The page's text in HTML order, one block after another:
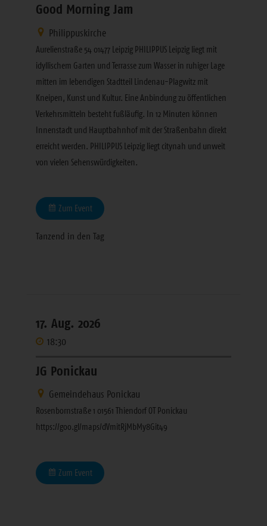
Good Morning Jam
Philippuskirche
Aurelienstraße 54 01477 Leipzig PHILIPPUS Leipzig liegt mit
idyllischem Garten und Terrasse zum Wasser in ruhiger Lage
mitten im lebendigen Stadtteil Lindenau-Plagwitz mit
Kneipen, Kunst und Kultur. Eine Anbindung zu öffentlichen
Verkehrsmitteln besteht fußläufig. In 12 Minuten können
Innenstadt und Hauptbahnhof mit der Straßenbahn direkt
erreicht werden. PHILIPPUS Leipzig liegt citynah und unweit
von vielen Sehenswürdigkeiten.
Zum Event
Tanzend in den Tag
17. Aug. 2026
18:30
JG Ponickau
Gemeindehaus Ponickau
Rosenbornstraße 1 01561 Thiendorf OT Ponickau
https://goo.gl/maps/dVmitRjMbMy8Git49
Zum Event